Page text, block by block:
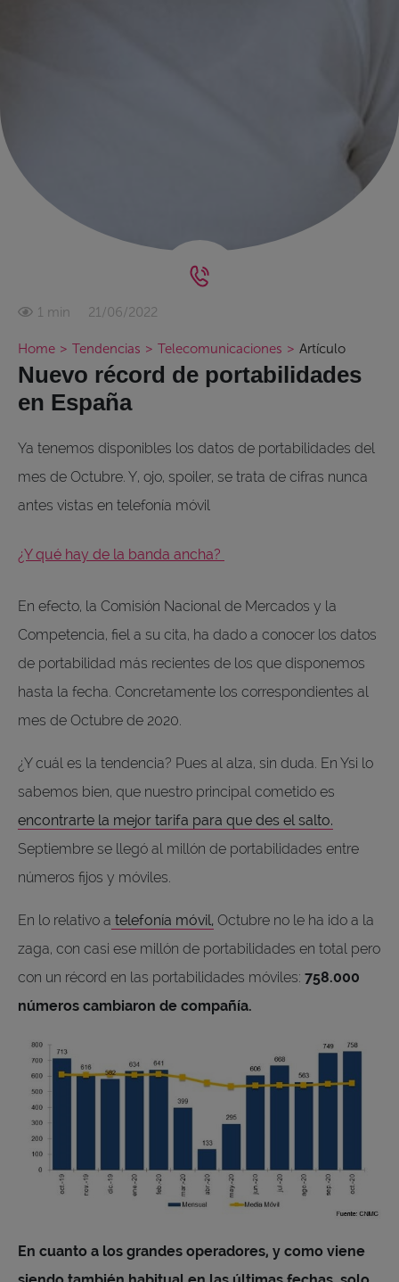
1 min 21/06/2022
Home > Tendencias > Telecomunicaciones > Artículo
Nuevo récord de portabilidades
en España
Ya tenemos disponibles los datos de portabilidades del
mes de Octubre. Y, ojo, spoiler, se trata de cifras nunca
antes vistas en telefonía móvil
¿Y qué hay de la banda ancha?
En efecto, la Comisión Nacional de Mercados y la
Competencia, fiel a su cita, ha dado a conocer los datos
de portabilidad más recientes de los que disponemos
hasta la fecha. Concretamente los correspondientes al
mes de Octubre de 2020.
¿Y cuál es la tendencia? Pues al alza, sin duda. En Ysi lo
sabemos bien, que nuestro principal cometido es
encontrarte la mejor tarifa para que des el salto.
Septiembre se llegó al millón de portabilidades entre
números fijos y móviles.
En lo relativo a telefonía móvil, Octubre no le ha ido a la
zaga, con casi ese millón de portabilidades en total pero
con un récord en las portabilidades móviles: 758.000
números cambiaron de compañía.
En cuanto a los grandes operadores, y como viene